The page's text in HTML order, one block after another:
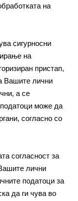
на
сигурносни
на
пристап,
Вашите лични
а се
може да
согласно со
согласност за
лични
податоци за
да ги чува во